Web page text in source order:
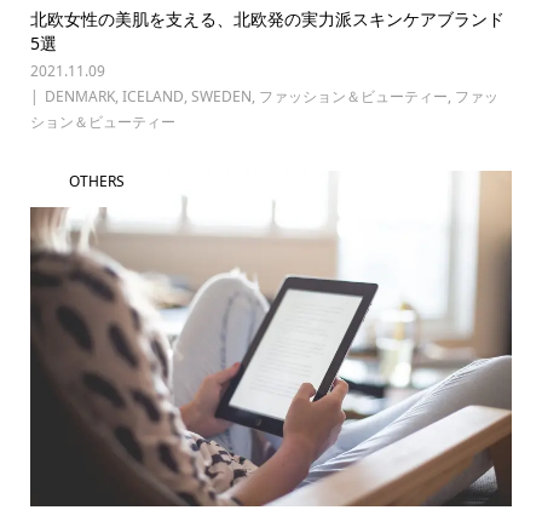
北欧女性の美肌を支える、北欧発の実力派スキンケアブランド
5選
2021.11.09
DENMARK, ICELAND, SWEDEN, ファッション＆ビューティー, ファッ
ション＆ビューティー
OTHERS